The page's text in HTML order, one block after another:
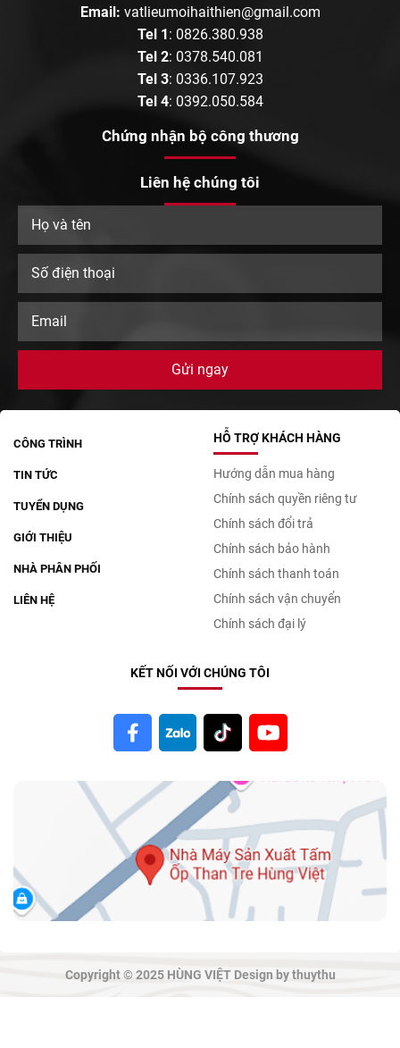
Email: vatlieumoihaithien@gmail.com
Tel 1: 0826.380.938
Tel 2: 0378.540.081
Tel 3: 0336.107.923
Tel 4: 0392.050.584
Chứng nhận bộ công thương
Liên hệ chúng tôi
CÔNG TRÌNH
TIN TỨC
TUYỂN DỤNG
GIỚI THIỆU
NHÀ PHÂN PHỐI
LIÊN HỆ
HỖ TRỢ KHÁCH HÀNG
Hướng dẫn mua hàng
Chính sách quyền riêng tư
Chính sách đổi trả
Chính sách bảo hành
Chính sách thanh toán
Chính sách vận chuyển
Chính sách đại lý
KẾT NỐI VỚI CHÚNG TÔI
Copyright © 2025 HÙNG VIỆT Design by thuythu